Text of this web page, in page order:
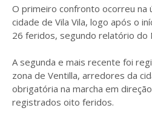
O primeiro confronto ocorreu na
cidade de Vila Vila, logo após o
26 feridos, segundo relatório do
A segunda e mais recente foi
zona de Ventilla, arredores da
obrigatória na marcha em
registrados oito feridos.